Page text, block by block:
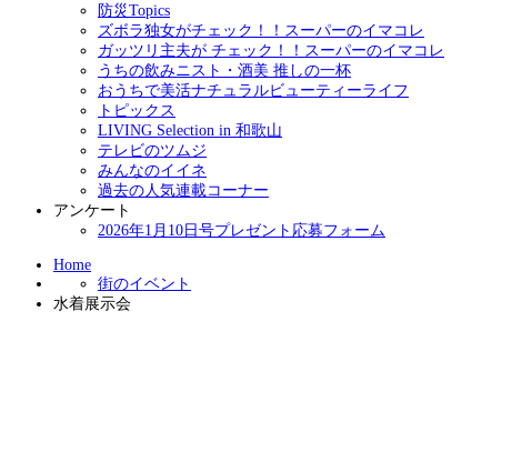
防災Topics
ズボラ独女がチェック！！スーパーのイマコレ
ガッツリ主夫が チェック！！スーパーのイマコレ
うちの飲みニスト・酒美 推しの一杯
おうちで美活ナチュラルビューティーライフ
トピックス
LIVING Selection in 和歌山
テレビのツムジ
みんなのイイネ
過去の人気連載コーナー
アンケート
2026年1月10日号プレゼント応募フォーム
Home
街のイベント
水着展示会